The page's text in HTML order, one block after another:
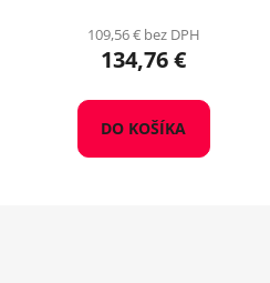
109,56 € bez DPH
134,76 €
DO KOŠÍKA